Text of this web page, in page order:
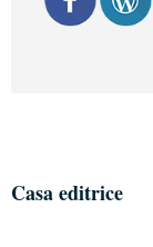
Casa editrice